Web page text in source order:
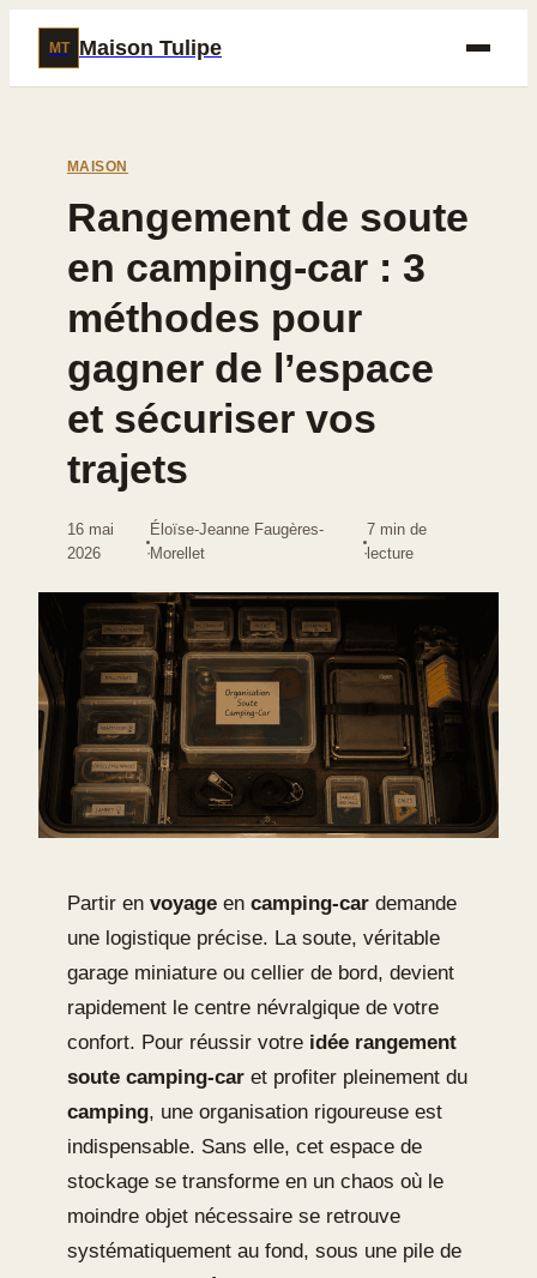
MT Maison Tulipe
MAISON
Rangement de soute
en camping-car : 3
méthodes pour
gagner de l’espace
et sécuriser vos
trajets
16 mai
2026
·
Éloïse-Jeanne Faugères-
Morellet
·
7 min de
lecture
Partir en voyage en camping-car demande
une logistique précise. La soute, véritable
garage miniature ou cellier de bord, devient
rapidement le centre névralgique de votre
confort. Pour réussir votre idée rangement
soute camping-car et profiter pleinement du
camping, une organisation rigoureuse est
indispensable. Sans elle, cet espace de
stockage se transforme en un chaos où le
moindre objet nécessaire se retrouve
systématiquement au fond, sous une pile de